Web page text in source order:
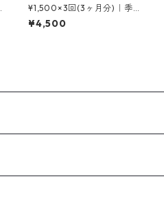
¥1,500×3回(3ヶ月分)｜季節
の花の定期便［SS ］
¥4,500